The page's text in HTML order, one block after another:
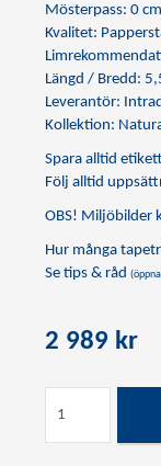
Mösterpass: 0 cm
Kvalitet:
Längd / Bredd:
Leverantör:
Kollektion:
Spara alltid
Följ alltid
OBS! Miljöbilder
Hur många
Se tips & råd
2 989 kr